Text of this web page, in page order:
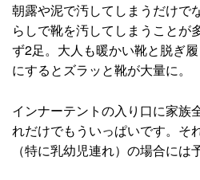
朝露や泥で汚してしまうだけで
らしで靴を汚してしまうことが
ず2足。大人も暖かい靴と脱ぎ
にするとズラッと靴が大量に。
インナーテントの入り口に家族
れだけでもういっぱいです。そ
（特に乳幼児連れ）の場合には